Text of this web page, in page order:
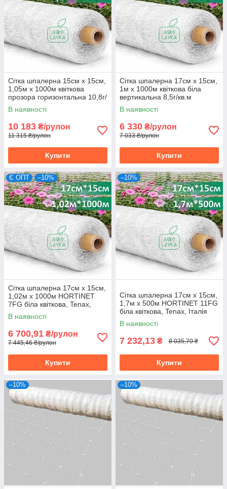
Сітка шпалерна 15см х 15см,
1,05м х 1000м квіткова
прозора горизонтальна 10,8г/
кв.м Intermas, Іспанія
В наявності
10 183 ₴/рулон
11 315 ₴/рулон
Купити
Сітка шпалерна 17см х 15см,
1м х 1000м квіткова біла
вертикальна 8,5г/кв.м
Intermas, Іспанія
В наявності
6 330 ₴/рулон
7 033 ₴/рулон
Купити
Є ОПТ –10%
Сітка шпалерна 17см х 15см,
1,02м х 1000м HORTINET
7FG біла квіткова, Tenax,
Італія
В наявності
6 700,91 ₴/рулон
7 445,46 ₴/рулон
Купити
–10%
Сітка шпалерна 17см х 15см,
1,7м х 500м HORTINET 11FG
біла квіткова, Tenax, Італія
В наявності
7 232,13 ₴ 8 035,70 ₴
Купити
–10% –10%